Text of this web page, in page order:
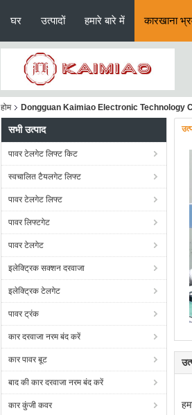
घर उत्पादों हमारे बारे में कारखाना
होम Dongguan Kaimiao Electronic Technology
सभी उत्पाद
पावर टेलगेट लिफ्ट किट
स्वचालित टैयलगेट लिफ्ट
पावर टेलगेट लिफ्ट
पावर लिफ्टगेट
पावर टेलगेट
इलेक्ट्रिक सक्शन दरवाजा
इलेक्ट्रिक टेलगेट
पावर ट्रंक
कार दरवाजा नरम बंद करें
कार पावर बूट
बाद की कार दरवाजा नरम बंद करें
कार कुंजी कवर